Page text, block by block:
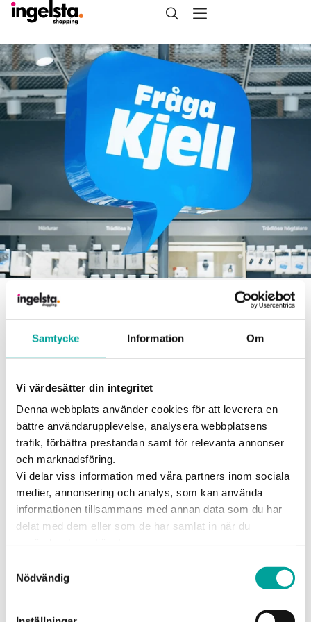
Samtycke Information Om
Vi värdesätter din integritet
Denna webbplats använder cookies för att leverera en
bättre användarupplevelse, analysera webbplatsens
trafik, förbättra prestandan samt för relevanta annonser
och marknadsföring.
Vi delar viss information med våra partners inom sociala
medier, annonsering och analys, som kan använda
informationen tillsammans med annan data som du har
delat med dem eller som de har samlat in när du
Nödvändig
Publicerad27 oktober 2022
Kjell & Company
öppnar på Ingelsta
Shopping
Nu inviger Kjell & Company sin nya butik på
Ingelsta Shopping. Totalytan för butiken är 225
kvadratmeter i vilken man erbjuder ett brett
utbud av tillbehör inom hemelektronik.
Butiken slår upp sina portar den 28 oktober med
en stor invigningsfest och fina erbjudanden.
som möjligt för våra kunder. Ingelsta Shopping
erbjuder precis den här möjligheten för oss, säger